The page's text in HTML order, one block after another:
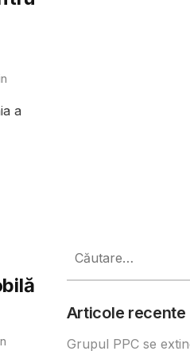
a
după:
Articole recente
Grupul PPC se